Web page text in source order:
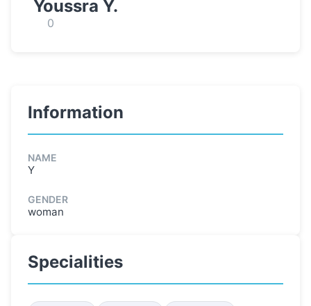
Youssra Y.
0
Information
NAME
Y
GENDER
woman
Specialities